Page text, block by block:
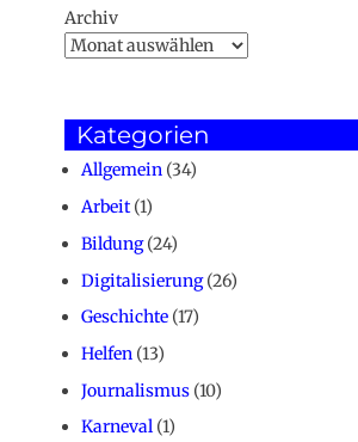
Archiv
Kategorien
Allgemein (34)
Arbeit(1)
Bildung(24)
Digitalisierung(26)
Geschichte (17)
Helfen (13)
Journalismus (10)
Karneval (1)